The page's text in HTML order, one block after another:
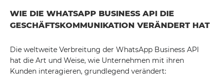
WIE DIE WHATSAPP BUSINESS API DIE
GESCHÄFTSKOMMUNIKATION VERÄNDERT HAT
Die weltweite Verbreitung der WhatsApp Business API
hat die Art und Weise, wie Unternehmen mit ihren
Kunden interagieren, grundlegend verändert: